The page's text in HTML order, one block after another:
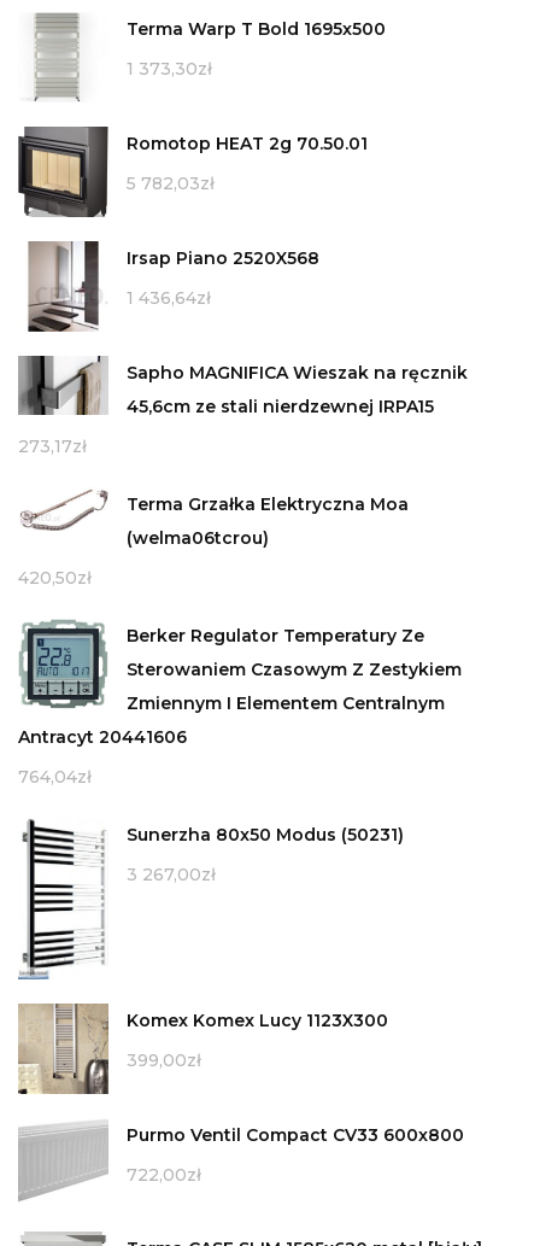
Terma Warp T Bold 1695x500
1 373,30zł
Romotop HEAT 2g 70.50.01
5 782,03zł
Irsap Piano 2520X568
1 436,64zł
Sapho MAGNIFICA Wieszak na ręcznik
45,6cm ze stali nierdzewnej IRPA15
273,17zł
Terma Grzałka Elektryczna Moa
(welma06tcrou)
420,50zł
Berker Regulator Temperatury Ze
Sterowaniem Czasowym Z Zestykiem
Zmiennym I Elementem Centralnym
Antracyt 20441606
764,04zł
Sunerzha 80x50 Modus (50231)
3 267,00zł
Komex Komex Lucy 1123X300
399,00zł
Purmo Ventil Compact CV33 600x800
722,00zł